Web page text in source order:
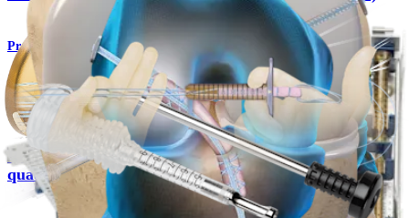
Procedimento
Joelho
Reconstrução do LCA com enxerto do tendão
quadricipital